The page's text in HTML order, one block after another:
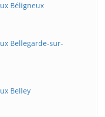
Béligneux
Bellegarde-sur-
Belley